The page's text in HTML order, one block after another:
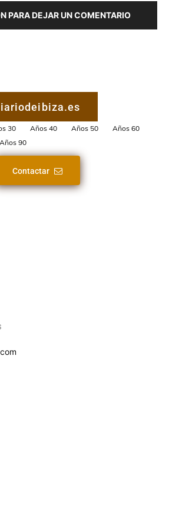
PARA DEJAR UN COMENTARIO
30 Años 40 Años 50
Años 60
Años 90
Contactar